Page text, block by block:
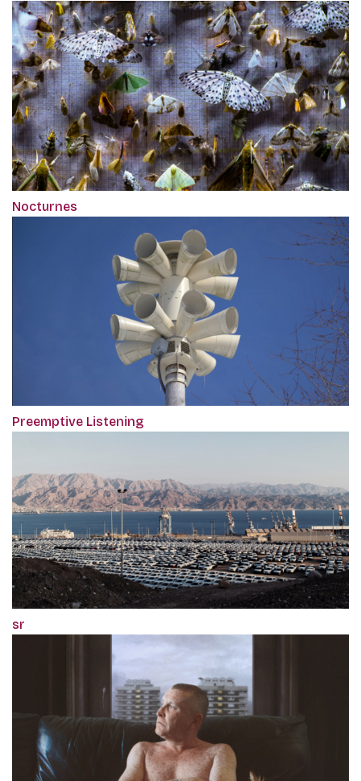
Nocturnes
Preemptive Listening
sr